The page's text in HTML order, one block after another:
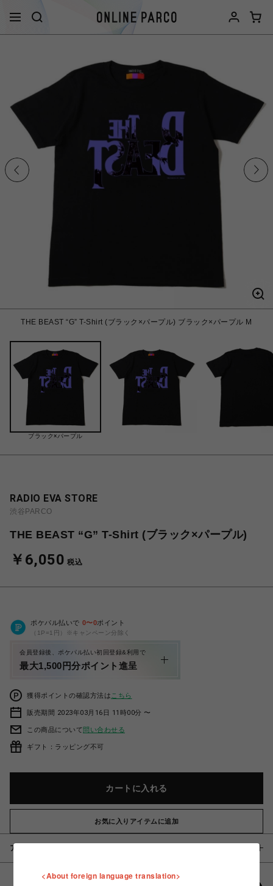
THE BEAST “G” T-Shirt (ブラック×パープル) ブラック×パープル M
ブラック×パープル
RADIO EVA STORE
渋谷PARCO
THE BEAST “G” T-Shirt (ブラック×パープル)
￥6,050 税込
ポケパル払いで 0〜0ポイント
（1P=1円）※キャンペーン分除く
会員登録後、ポケパル払い初回登録&利用で
最大1,500円分ポイント進呈
獲得ポイントの確認方法は こちら
販売期間 2023年03月16日 11時00分 〜
この商品について問い合わせる
ギフト：ラッピング不可
カートに入れる
お気に入りアイテムに追加
アイテム説明 / 素材
<About foreign language translation>